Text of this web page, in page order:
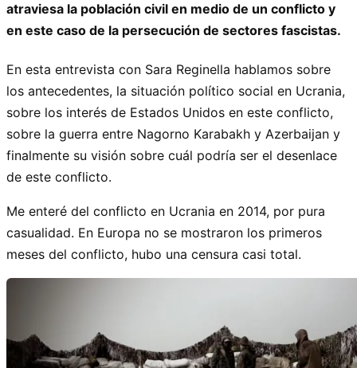
atraviesa la población civil en medio de un conflicto y
en este caso de la persecución de sectores fascistas.
En esta entrevista con Sara Reginella hablamos sobre
los antecedentes, la situación político social en Ucrania,
sobre los interés de Estados Unidos en este conflicto,
sobre la guerra entre Nagorno Karabakh y Azerbaijan y
finalmente su visión sobre cuál podría ser el desenlace
de este conflicto.
Me enteré del conflicto en Ucrania en 2014, por pura
casualidad. En Europa no se mostraron los primeros
meses del conflicto, hubo una censura casi total.